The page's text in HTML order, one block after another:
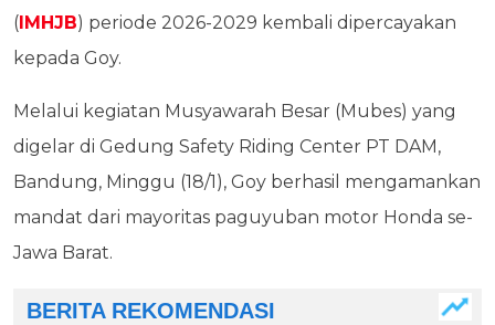
( IMHJB) periode 2026-2029 kembali dipercayakan
kepada Goy.
Melalui kegiatan Musyawarah Besar (Mubes) yang
digelar di Gedung Safety Riding Center PT DAM,
Bandung, Minggu (18/1), Goy berhasil mengamankan
mandat dari mayoritas paguyuban motor Honda se-
Jawa Barat.